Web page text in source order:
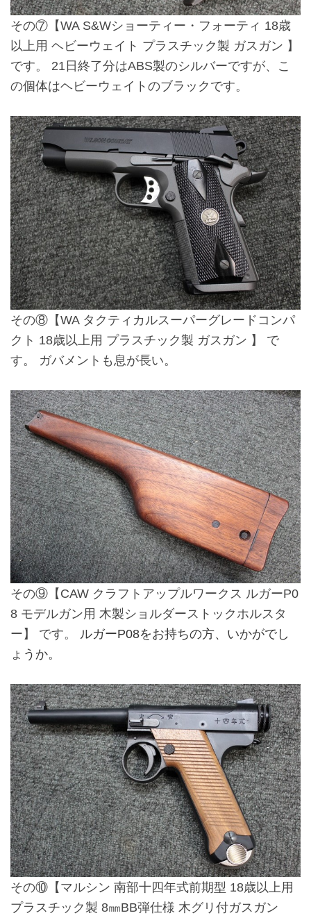
その⑦ 【WA S&Wショーティー・フォーティ 18歳
以上用 ヘビーウェイト プラスチック製 ガスガン 】
です。 21日終了分はABS製のシルバーですが、こ
の個体はヘビーウェイトのブラックです。
その⑧ 【WA タクティカルスーパーグレードコンパ
クト 18歳以上用 プラスチック製 ガスガン 】 で
す。 ガバメントも息が長い。
その⑨ 【CAW クラフトアップルワークス ルガーP0
8 モデルガン用 木製ショルダーストックホルスタ
ー】 です。 ルガーP08をお持ちの方、いかがでし
ょうか。
その⑩ 【マルシン 南部十四年式前期型 18歳以上用
プラスチック製 8㎜BB弾仕様 木グリ付ガスガン